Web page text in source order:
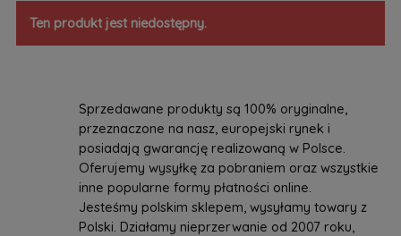
Ten produkt jest niedostępny.
Sprzedawane produkty są 100% oryginalne,
przeznaczone na nasz, europejski rynek i
posiadają gwarancję realizowaną w Polsce.
Oferujemy wysyłkę za pobraniem oraz wszystkie
inne popularne formy płatności online.
Jesteśmy polskim sklepem, wysyłamy towary z
Polski. Działamy nieprzerwanie od 2007 roku,